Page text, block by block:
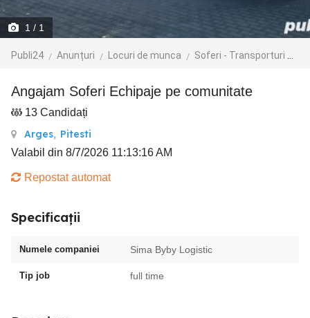
1 / 1
Publi24 Anunțuri Locuri de munca Soferi - Transporturi
Angajam Soferi Echipaje pe comunitate
13 Candidați
Arges, Pitesti
Valabil din 8/7/2026 11:13:16 AM
Repostat automat
Specificații
Numele companiei Sima Byby Logistic
Tip job full time